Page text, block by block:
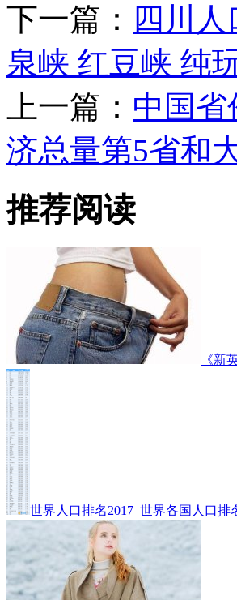
下一篇： 四川
泉峡 红豆峡 纯
上一篇： 中国省
济总量第5省和
推荐阅读
《新
世界人口排名2017_世界各国人口排